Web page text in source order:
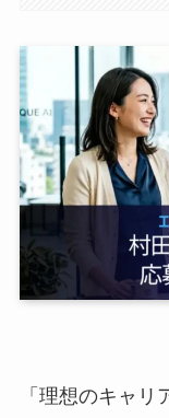
「理想のキャ